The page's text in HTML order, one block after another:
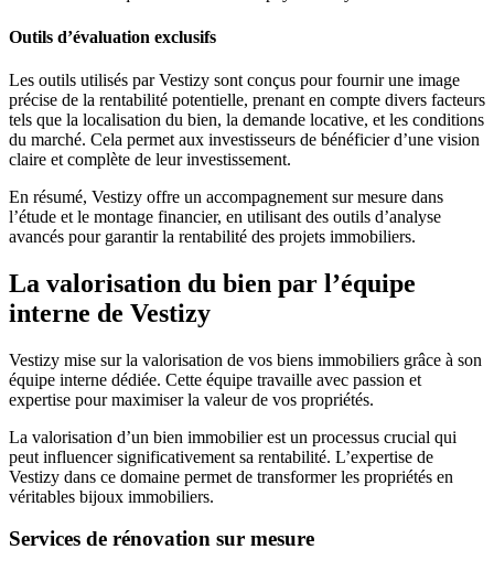
Outils d’évaluation exclusifs
Les outils utilisés par Vestizy sont conçus pour fournir une image
précise de la rentabilité potentielle, prenant en compte divers facteurs
tels que la localisation du bien, la demande locative, et les conditions
du marché. Cela permet aux investisseurs de bénéficier d’une vision
claire et complète de leur investissement.
En résumé, Vestizy offre un accompagnement sur mesure dans
l’étude et le montage financier, en utilisant des outils d’analyse
avancés pour garantir la rentabilité des projets immobiliers.
La valorisation du bien par l’équipe
interne de Vestizy
Vestizy mise sur la valorisation de vos biens immobiliers grâce à son
équipe interne dédiée. Cette équipe travaille avec passion et
expertise pour maximiser la valeur de vos propriétés.
La valorisation d’un bien immobilier est un processus crucial qui
peut influencer significativement sa rentabilité. L’expertise de
Vestizy dans ce domaine permet de transformer les propriétés en
véritables bijoux immobiliers.
Services de rénovation sur mesure